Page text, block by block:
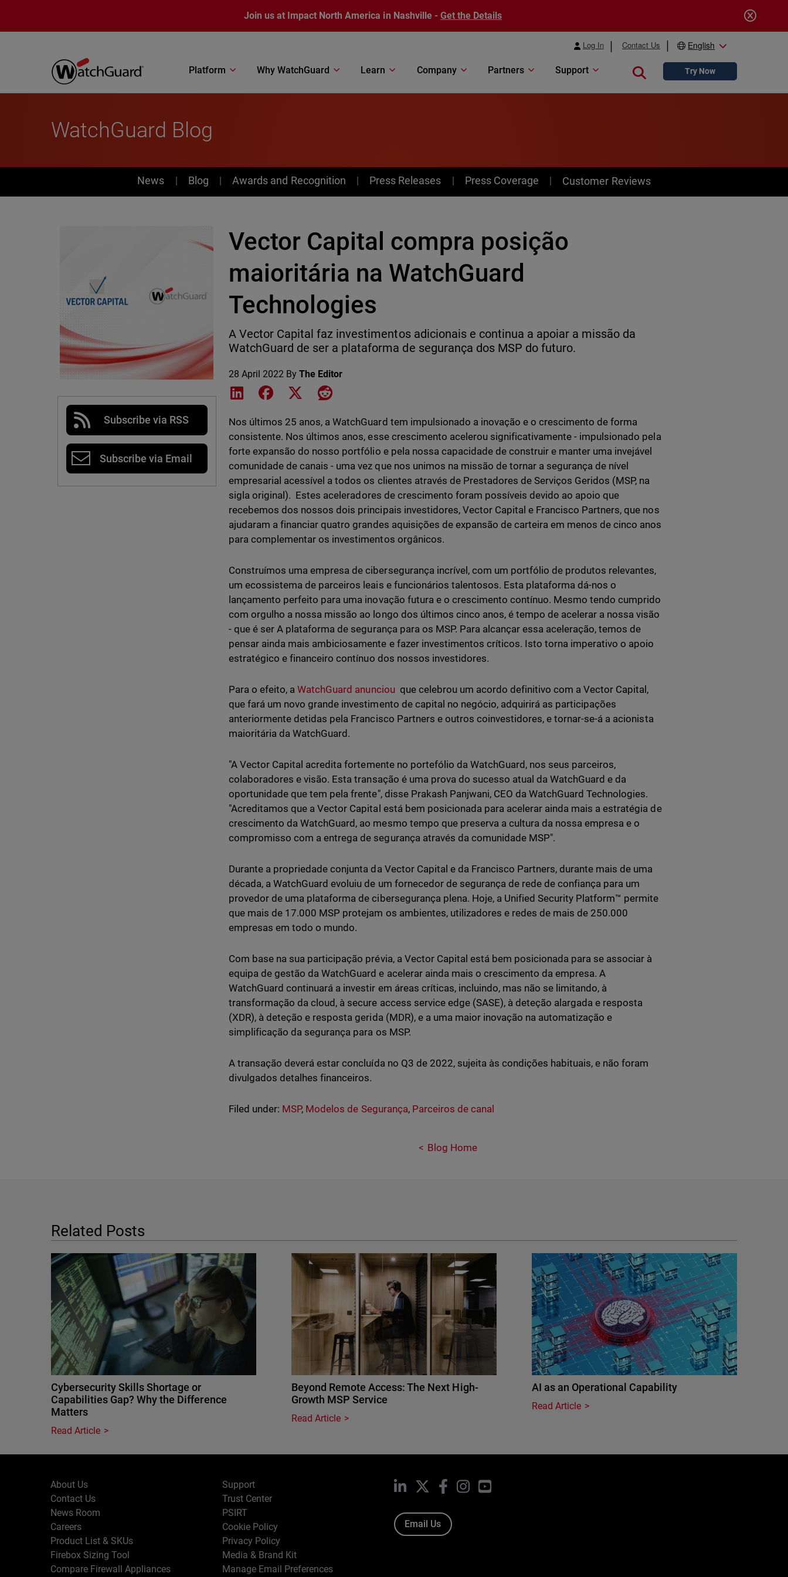
Join us at Impact North America in Nashville - Get the Details
Log In Contact Us English
Platform Why WatchGuard Learn Company Partners Support Close searchTry Now
WatchGuard Blog
News
News Blog Awards and Recognition Press Releases Press Coverage Customer Reviews
Subscribe via RSS
Subscribe via Email
Vector Capital compra posição
maioritária na WatchGuard
Technologies
A Vector Capital faz investimentos adicionais e continua a apoiar a missão da
WatchGuard de ser a plataforma de segurança dos MSP do futuro.
28 April 2022 ByThe Editor
Share on LinkedIn
Share on Facebook
Share on XShare on Reddit
Nos últimos 25 anos, a WatchGuard tem impulsionado a inovação e o crescimento de forma
consistente. Nos últimos anos, esse crescimento acelerou significativamente - impulsionado pela
forte expansão do nosso portfólio e pela nossa capacidade de construir e manter uma invejável
comunidade de canais - uma vez que nos unimos na missão de tornar a segurança de nível
empresarial acessível a todos os clientes através de Prestadores de Serviços Geridos (MSP, na
sigla original). Estes aceleradores de crescimento foram possíveis devido ao apoio que
recebemos dos nossos dois principais investidores, Vector Capital e Francisco Partners, que nos
ajudaram a financiar quatro grandes aquisições de expansão de carteira em menos de cinco anos
para complementar os investimentos orgânicos.
Construímos uma empresa de cibersegurança incrível, com um portfólio de produtos relevantes,
um ecossistema de parceiros leais e funcionários talentosos. Esta plataforma dá-nos o
lançamento perfeito para uma inovação futura e o crescimento contínuo. Mesmo tendo cumprido
com orgulho a nossa missão ao longo dos últimos cinco anos, é tempo de acelerar a nossa visão
- que é ser A plataforma de segurança para os MSP. Para alcançar essa aceleração, temos de
pensar ainda mais ambiciosamente e fazer investimentos críticos. Isto torna imperativo o apoio
estratégico e financeiro contínuo dos nossos investidores.
Para o efeito, aWatchGuard anunciouque celebrou um acordo definitivo com a Vector Capital,
que fará um novo grande investimento de capital no negócio, adquirirá as participações
anteriormente detidas pela Francisco Partners e outros coinvestidores, e tornar-se-á a acionista
maioritária da WatchGuard.
"A Vector Capital acredita fortemente no portefólio da WatchGuard, nos seus parceiros,
colaboradores e visão. Esta transação é uma prova do sucesso atual da WatchGuard e da
oportunidade que tem pela frente", disse Prakash Panjwani, CEO da WatchGuard Technologies.
"Acreditamos que a Vector Capital está bem posicionada para acelerar ainda mais a estratégia de
crescimento da WatchGuard, ao mesmo tempo que preserva a cultura da nossa empresa e o
compromisso com a entrega de segurança através da comunidade MSP".
Durante a propriedade conjunta da Vector Capital e da Francisco Partners, durante mais de uma
década, a WatchGuard evoluiu de um fornecedor de segurança de rede de confiança para um
provedor de uma plataforma de cibersegurança plena. Hoje, a Unified Security Platform™ permite
que mais de 17.000 MSP protejam os ambientes, utilizadores e redes de mais de 250.000
empresas em todo o mundo.
Com base na sua participação prévia, a Vector Capital está bem posicionada para se associar à
equipa de gestão da WatchGuard e acelerar ainda mais o crescimento da empresa. A
WatchGuard continuará a investir em áreas críticas, incluindo, mas não se limitando, à
transformação da cloud, à secure access service edge (SASE), à deteção alargada e resposta
(XDR), à deteção e resposta gerida (MDR), e a uma maior inovação na automatização e
simplificação da segurança para os MSP.
A transação deverá estar concluída no Q3 de 2022, sujeita às condições habituais, e não foram
divulgados detalhes financeiros.
Filed under: MSP, Modelos de Segurança, Parceiros de canal
Blog Home
Related Posts
Cybersecurity Skills Shortage or
Capabilities Gap? Why the Difference
Matters
Read Article
Beyond Remote Access: The Next High-
Growth MSP Service
Read Article
AI as an Operational Capability
Read Article
About Us
Contact Us
News Room
Careers
Product List & SKUs
Firebox Sizing Tool
Compare Firewall Appliances
Support
Trust Center
PSIRT
Cookie Policy
Privacy Policy
Media & Brand Kit
Manage Email Preferences
LinkedIn Facebook
InstagramYouTube
Email Us